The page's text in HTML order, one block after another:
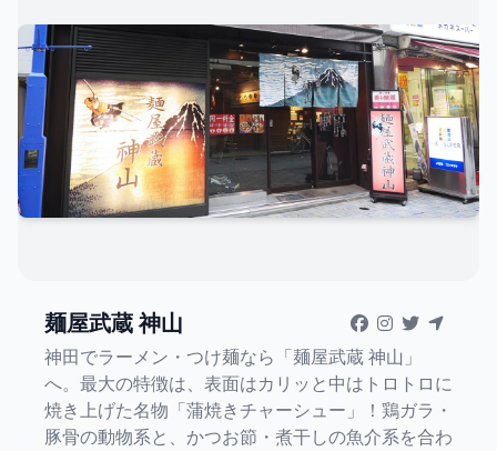
麺屋武蔵 神山
神田でラーメン・つけ麺なら「麺屋武蔵 神山」
へ。最大の特徴は、表面はカリッと中はトロトロに
焼き上げた名物「蒲焼きチャーシュー」！鶏ガラ・
豚骨の動物系と、かつお節・煮干しの魚介系を合わ